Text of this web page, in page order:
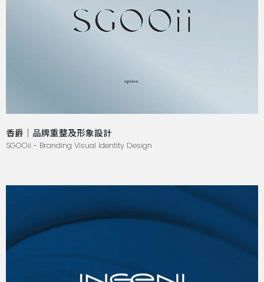
香爵｜品牌重整及形象設計
SGOOii - Branding Visual Identity Design